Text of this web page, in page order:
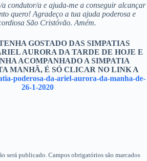
condutor/a e ajuda-me a conseguir alcançar
quero! Agradeço a tua ajuda poderosa e
São Cristóvão. Amém.
GOSTADO DAS SIMPATIAS
AURORA DA TARDE DE HOJE E
ACOMPANHADO A SIMPATIA
MANHÃ, É SÓ CLICAR NO LINK A
poderosa-da-ariel-aurora-da-manha-de-
26-1-2020
será publicado. Campos obrigatórios são marcados